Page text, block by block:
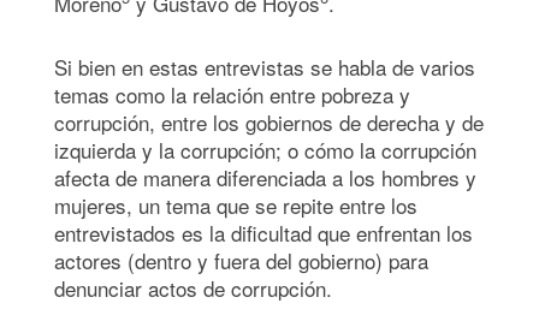
Si bien en estas entrevistas se habla de varios
temas como la relación entre pobreza y
corrupción, entre los gobiernos de derecha y de
izquierda y la corrupción; o cómo la corrupción
afecta de manera diferenciada a los hombres y
mujeres, un tema que se repite entre los
entrevistados es la dificultad que enfrentan los
actores (dentro y fuera del gobierno) para
denunciar actos de corrupción.